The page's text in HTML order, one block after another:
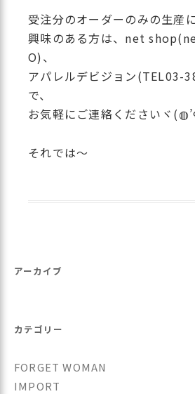
受注分のオーダーのみの生産
興味のある方は、net
O)、
アパレルデビジョン(TEL03-
で、
お気軽にご連絡くださいヾ
それでは〜
アーカイブ
カテゴリー
FORGET WOMAN
IMPORT